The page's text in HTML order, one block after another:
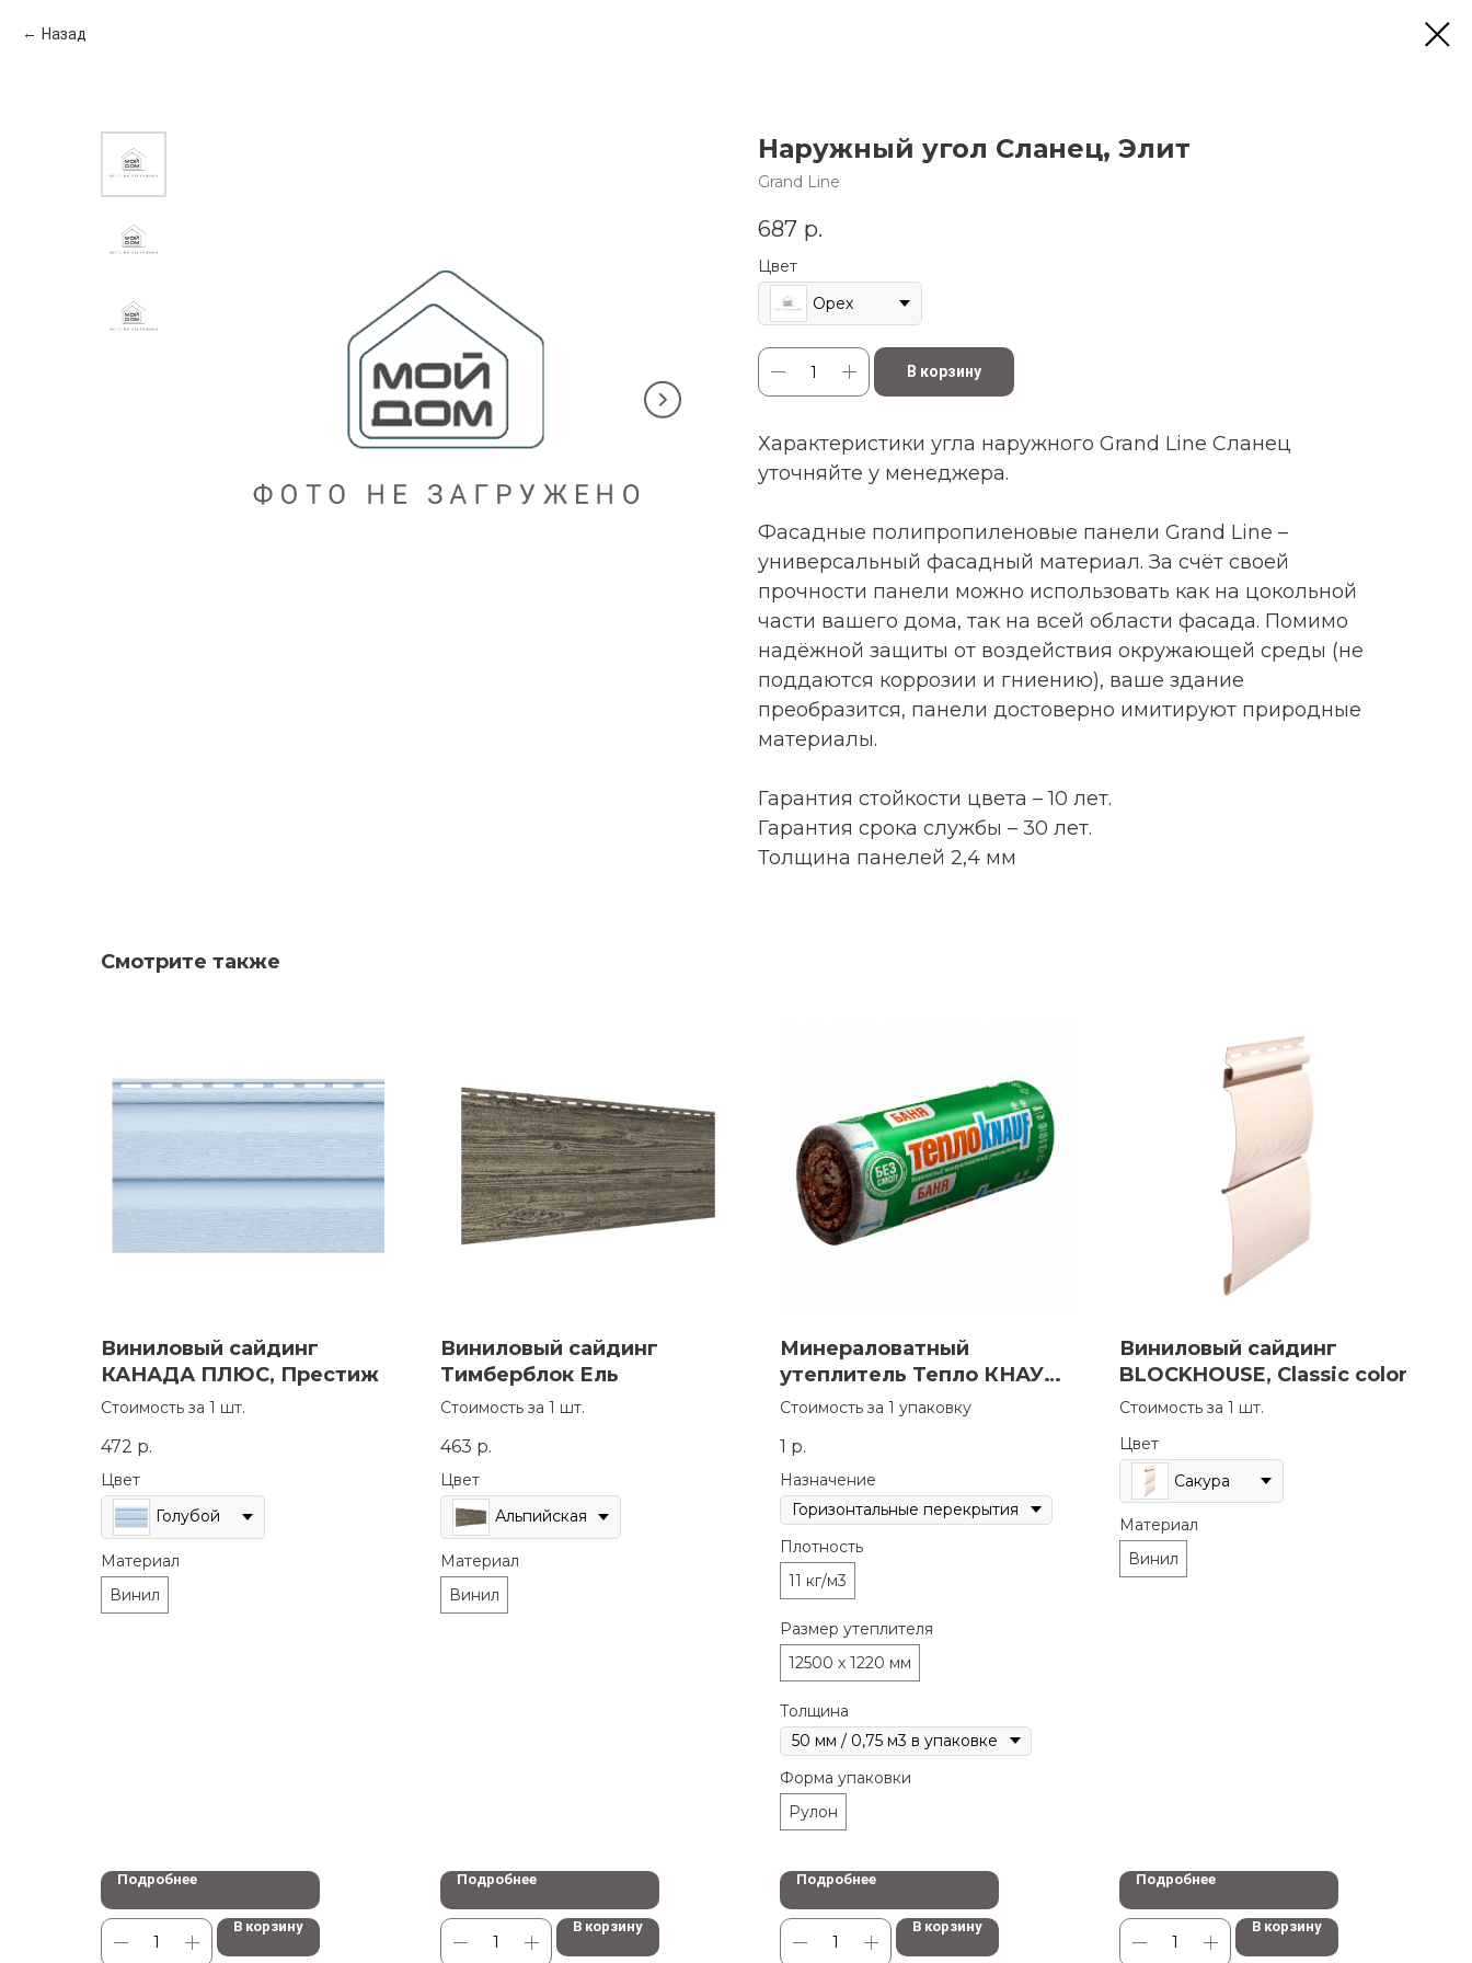
Назад
Наружный угол Сланец, Элит
Grand Line
687 р.
Цвет
Орех
В корзину
Характеристики угла наружного Grand Line Сланец
уточняйте у менеджера.
Фасадные полипропиленовые панели Grand Line –
универсальный фасадный материал. За счёт своей
прочности панели можно использовать как на цокольной
части вашего дома, так на всей области фасада. Помимо
надёжной защиты от воздействия окружающей среды (не
поддаются коррозии и гниению), ваше здание
преобразится, панели достоверно имитируют природные
материалы.
Гарантия стойкости цвета – 10 лет.
Гарантия срока службы – 30 лет.
Толщина панелей 2,4 мм
Смотрите также
Виниловый сайдинг
КАНАДА ПЛЮС, Престиж
Стоимость за 1 шт.
472 р.
Цвет
Голубой
Материал
Винил
Подробнее
В корзину
Виниловый сайдинг
Тимберблок Ель
Стоимость за 1 шт.
463 р.
Цвет
Альпийская
Материал
Винил
Подробнее
В корзину
Минераловатный
утеплитель Тепло КНАУФ
Баня
Стоимость за 1 упаковку
1 р.
Назначение
Плотность
11 кг/м3
Размер утеплителя
12500 x 1220 мм
Толщина
Форма упаковки
Рулон
Подробнее
В корзину
Виниловый сайдинг
BLOCKHOUSE, Classic color
Стоимость за 1 шт.
Цвет
Сакура
Материал
Винил
Подробнее
В корзину